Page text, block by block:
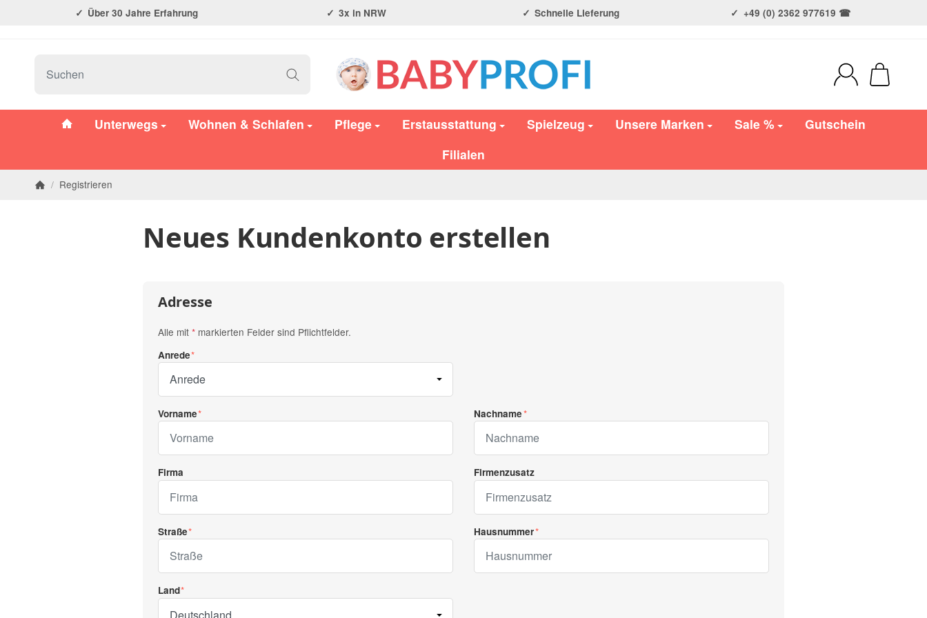
Über 30 Jahre Erfahrung 3x in NRW Schnelle Lieferung +49 (0) 2362 977619 ☎
#custom.linkHome#
Unterwegs Wohnen & Schlafen Pflege Erstausstattung Spielzeug Unsere Marken Sale %
Gutschein
Filialen
Startseite
/ Registrieren
Neues Kundenkonto erstellen
Adresse
Alle mit *markierten Felder sind Pflichtfelder.
Anrede
Vorname Nachname
Firma Firmenzusatz
Straße Hausnummer
Land